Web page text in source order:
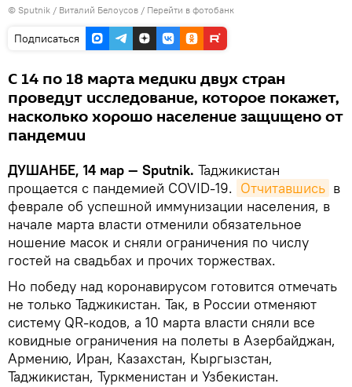
© Sputnik / Виталий Белоусов / Перейти в фотобанк
Подписаться
С 14 по 18 марта медики двух стран
проведут исследование, которое покажет,
насколько хорошо население защищено от
пандемии
ДУШАНБЕ, 14 мар — Sputnik. Таджикистан
прощается с пандемией COVID-19. Отчитавшись в
феврале об успешной иммунизации населения, в
начале марта власти отменили обязательное
ношение масок и сняли ограничения по числу
гостей на свадьбах и прочих торжествах.
Но победу над коронавирусом готовится отмечать
не только Таджикистан. Так, в России отменяют
систему QR-кодов, а 10 марта власти сняли все
ковидные ограничения на полеты в Азербайджан,
Армению, Иран, Казахстан, Кыргызстан,
Таджикистан, Туркменистан и Узбекистан.